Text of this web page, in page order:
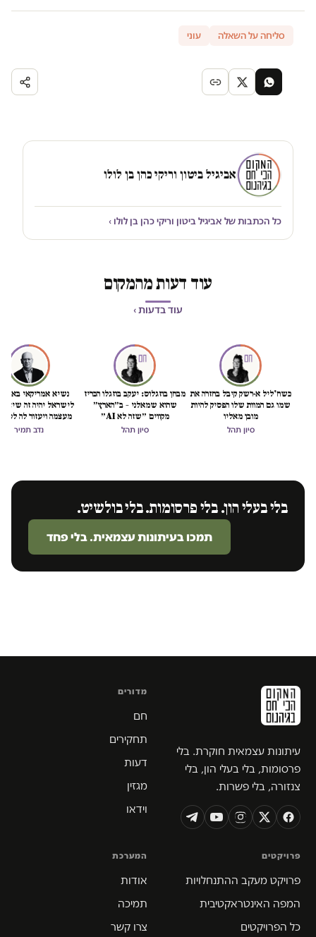
סליחה על השאלה עוני
אביגיל ביטון וריקי כהן בן לולו
כל הכתבות של אביגיל ביטון וריקי כהן בן לולו ›
עוד דעות מהמקום
עוד בדעות ›
כשח'ליל א-רשק קיבל בחזרה את
שמו גם המוות שלו הפסיק להיות
מובן מאליו
סיון תהל
מבחן בוזגלוס: יעקב בוזגלו הכריז
שהוא שמאלני – ב״הארץ״
מקווים ״שזה לא AI״
סיון תהל
נשיא אמריקאי באמת
לישראל יהיה זה
מעצמה ויעזור לה
הכיבוש
נדב תמיר
בלי בעלי הון. בלי פרסומות. בלי בולשיט.
תמכו בעיתונות עצמאית. בלי פחד
עיתונות עצמאית חוקרת. בלי
פרסומות, בלי בעלי הון, בלי
צנזורה, בלי פשרות.
מדורים
חם
תחקירים
דעות
מגזין
וידאו
פרויקטים
פרויקט מעקב ההתנחלויות
המפה האינטראקטיבית
כל הפרויקטים
המערכת
אודות
תמיכה
צרו קשר